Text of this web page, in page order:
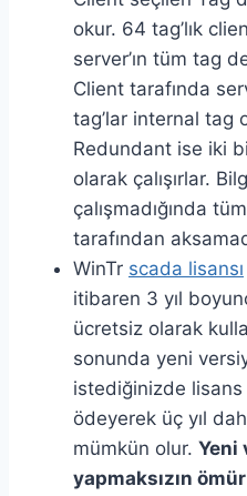
okur. 64 tag’lık
server’ın tüm tag
Client tarafında
tag’lar internal tag
Redundant ise iki
olarak çalışırlar.
çalışmadığında
tarafından
WinTr scada lisansı
itibaren 3 yıl
ücretsiz olarak
sonunda yeni
istediğinizde lisans
ödeyerek üç yıl
mümkün olur. Yeni
yapmaksızın